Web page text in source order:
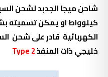
شاحن ميجا الجدبد لشحن
كيلوواط او يمكن تسميته
الكهربائية قادر على شحن
خليجي ذات المنفذType 2